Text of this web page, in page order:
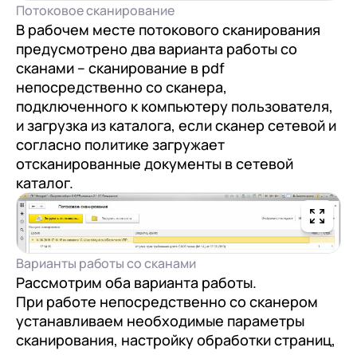
Потоковое сканирование
В рабочем месте потокового сканирования
предусмотрено два варианта работы со
сканами – сканирование в pdf
непосредственно со сканера,
подключенного к компьютеру пользователя,
и загрузка из каталога, если сканер сетевой и
согласно политике загружает
отсканированные документы в сетевой
каталог.
Варианты работы со сканами
Рассмотрим оба варианта работы.
При работе непосредственно со сканером
устанавливаем необходимые параметры
сканирования, настройку обработки страниц,